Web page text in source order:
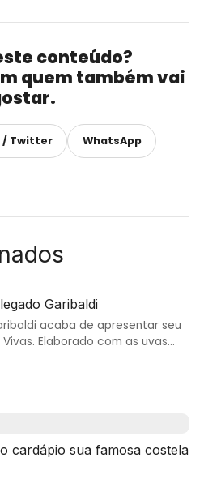
conteúdo?
quem também vai
/ Twitter WhatsApp
Garibaldi
acaba de apresentar seu
Elaborado com as uvas…
cardápio sua famosa costela